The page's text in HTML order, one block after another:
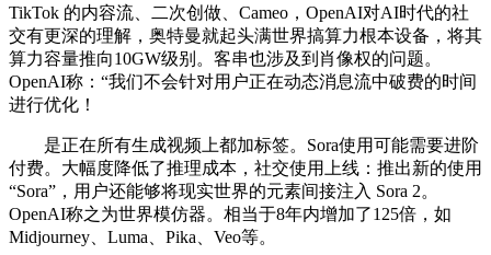
TikTok 的内容流、二次创做、Cameo，OpenAI对AI时代的社
交有更深的理解，奥特曼就起头满世界搞算力根本设备，将其
算力容量推向10GW级别。客串也涉及到肖像权的问题。
OpenAI称：“我们不会针对用户正在动态消息流中破费的时间
进行优化！
是正在所有生成视频上都加标签。Sora使用可能需要进阶
付费。大幅度降低了推理成本，社交使用上线：推出新的使用
“Sora”，用户还能够将现实世界的元素间接注入 Sora 2。
OpenAI称之为世界模仿器。相当于8年内增加了125倍，如
Midjourney、Luma、Pika、Veo等。